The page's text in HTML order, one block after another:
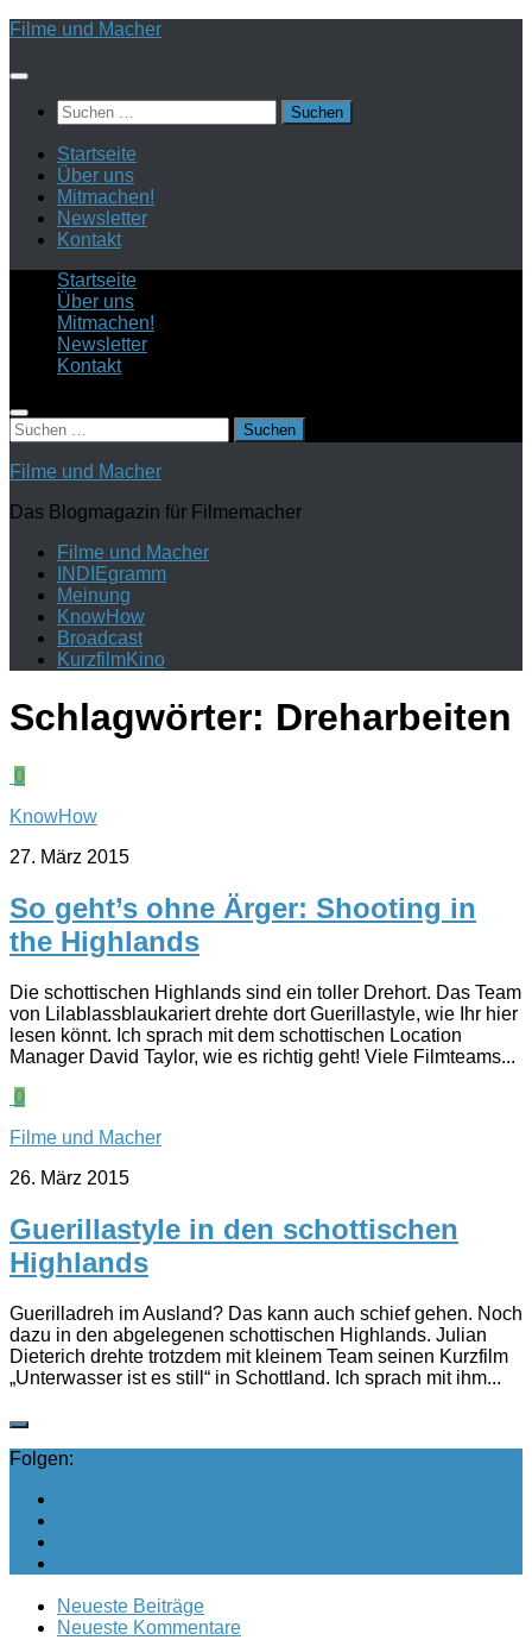
Zum
springen
Filme und Macher
Suchen
nach:
Startseite
Über uns
Mitmachen!
Newsletter
Kontakt
Startseite
Über uns
Mitmachen!
Newsletter
Kontakt
Suchen
nach:
Filme und Macher
Das Blogmagazin für Filmemacher
Filme und Macher
INDIEgramm
Meinung
KnowHow
Broadcast
KurzfilmKino
Schlagwörter: Dreharbeiten
0
KnowHow
27. März 2015
So geht’s ohne Ärger: Shooting in
the Highlands
Die schottischen Highlands sind ein toller Drehort. Das Team
von Lilablassblaukariert drehte dort Guerillastyle, wie Ihr hier
lesen könnt. Ich sprach mit dem schottischen Location
Manager David Taylor, wie es richtig geht! Viele Filmteams...
0
Filme und Macher
26. März 2015
Guerillastyle in den schottischen
Highlands
Guerilladreh im Ausland? Das kann auch schief gehen. Noch
dazu in den abgelegenen schottischen Highlands. Julian
Dieterich drehte trotzdem mit kleinem Team seinen Kurzfilm
„Unterwasser ist es still“ in Schottland. Ich sprach mit ihm...
Folgen:
Neueste Beiträge
Neueste Kommentare